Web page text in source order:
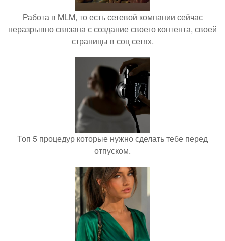
Работа в MLM, то есть сетевой компании сейчас
неразрывно связана с создание своего контента, своей
страницы в соц сетях.
Топ 5 процедур которые нужно сделать тебе перед
отпуском.